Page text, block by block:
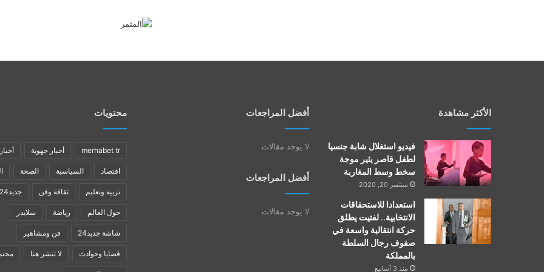
الأكثر مشاهدة
فيديو استغلال شابة جنسيا
لطفل قاصر يثير موجة
سخط وسط المغاربة
سبتمبر 20, 2020
استعدادا للاستحقاقات
الانتخابية.. لفتيت يطلق
حركة انتقالية واسعة في
صفوف رجال السلطة
بالمملكة
منذ 3 أسابيع
أفضل المراجعات
لا يوجد مقالات
أفضل المراجعات
لا يوجد مقالات
محتويات
merhabet tr أخبار جهوية
اقتصاد السياسية الصحة
تربية وتعليم ثقافة وفن جديد24
حول العالم رياضة سلايدر
شاشة جديد24 فن ومشاهير
قضايا وحوادث لا تنشر هنا